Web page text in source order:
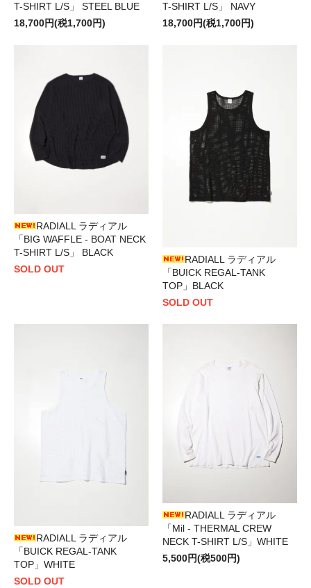
T-SHIRT L/S」 STEEL BLUE
18,700円(税1,700円)
T-SHIRT L/S」 NAVY
18,700円(税1,700円)
RADIALL ラディアル
「BIG WAFFLE - BOAT NECK
T-SHIRT L/S」 BLACK
SOLD OUT
RADIALL ラディアル
「BUICK REGAL-TANK
TOP」BLACK
SOLD OUT
RADIALL ラディアル
「BUICK REGAL-TANK
TOP」WHITE
SOLD OUT
RADIALL ラディアル
「Mil - THERMAL CREW
NECK T-SHIRT L/S」WHITE
5,500円(税500円)